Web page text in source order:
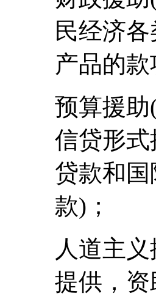
民经济
产品的款
预算援助
信贷形
贷款和
款)；
人道主
提供，